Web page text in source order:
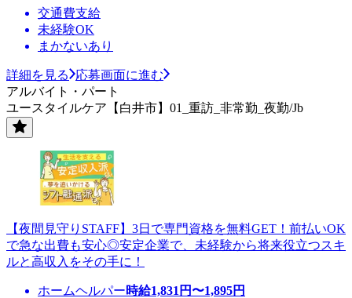
交通費支給
未経験OK
まかないあり
詳細を見る
応募画面に進む
アルバイト・パート
ユースタイルケア【白井市】01_重訪_非常勤_夜勤/Jb
【夜間見守りSTAFF】3日で専門資格を無料GET！前払いOK
で急な出費も安心◎安定企業で、未経験から将来役立つスキ
ルと高収入をその手に！
ホームヘルパー時給1,831 円〜1,895円